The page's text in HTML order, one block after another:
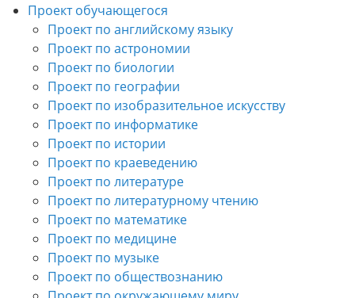
Проект обучающегося
Проект по английскому языку
Проект по астрономии
Проект по биологии
Проект по географии
Проект по изобразительное искусству
Проект по информатике
Проект по истории
Проект по краеведению
Проект по литературе
Проект по литературному чтению
Проект по математике
Проект по медицине
Проект по музыке
Проект по обществознанию